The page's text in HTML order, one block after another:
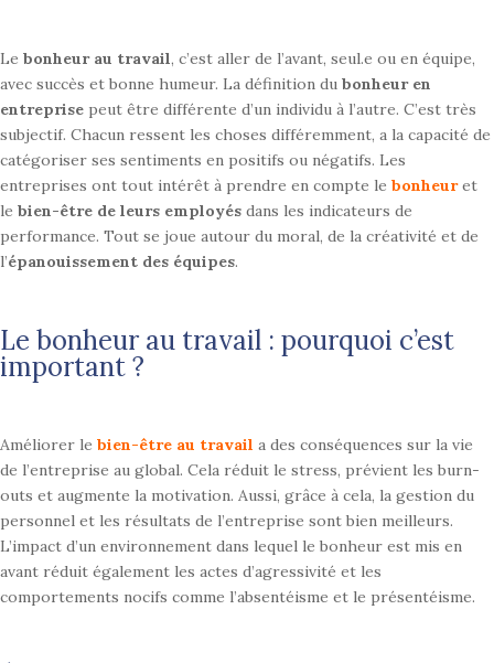
Le bonheur au travail, c’est aller de l’avant, seul.e ou en équipe,
avec succès et bonne humeur. La définition du bonheur en
entreprise peut être différente d’un individu à l’autre. C’est très
subjectif. Chacun ressent les choses différemment, a la capacité de
catégoriser ses sentiments en positifs ou négatifs. Les
entreprises ont tout intérêt à prendre en compte le bonheuret
le bien-être de leurs employés dans les indicateurs de
performance. Tout se joue autour du moral, de la créativité et de
l’épanouissement des équipes.
Le bonheur au travail : pourquoi c’est
important ?
Améliorer le bien-être au travail a des conséquences sur la vie
de l’entreprise au global. Cela réduit le stress, prévient les burn-
outs et augmente la motivation. Aussi, grâce à cela, la gestion du
personnel et les résultats de l’entreprise sont bien meilleurs.
L’impact d’un environnement dans lequel le bonheur est mis en
avant réduit également les actes d’agressivité et les
comportements nocifs comme l’absentéisme et le présentéisme.